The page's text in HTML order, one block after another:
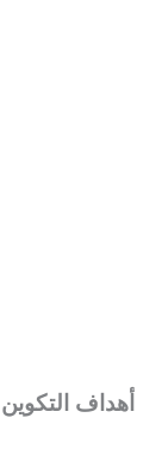
أهداف التكوين